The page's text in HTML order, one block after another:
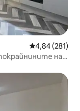
Средна
4,84 (281)
на